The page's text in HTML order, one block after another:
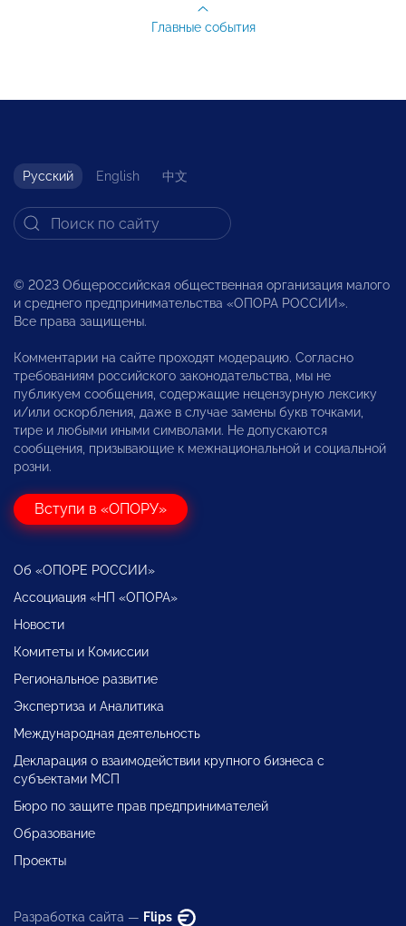
Главные события
Русский English 中文
© 2023 Общероссийская общественная организация малого
и среднего предпринимательства «ОПОРА РОССИИ».
Все права защищены.
Комментарии на сайте проходят модерацию. Согласно
требованиям российского законодательства, мы не
публикуем сообщения, содержащие нецензурную лексику
и/или оскорбления, даже в случае замены букв точками,
тире и любыми иными символами. Не допускаются
сообщения, призывающие к межнациональной и социальной
розни.
Вступи в «ОПОРУ»
Об «ОПОРЕ РОССИИ»
Ассоциация «НП «ОПОРА»
Новости
Комитеты и Комиссии
Региональное развитие
Экспертиза и Аналитика
Международная деятельность
Декларация о взаимодействии крупного бизнеса с
субъектами МСП
Бюро по защите прав предпринимателей
Образование
Проекты
Разработка сайта — Flips